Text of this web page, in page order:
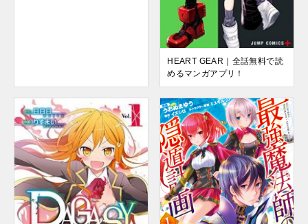
HEART GEAR｜全話無料で読
めるマンガアプリ！